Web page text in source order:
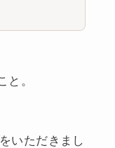
と。
いただきまし